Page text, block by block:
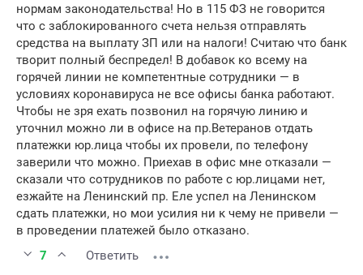
нормам законодательства! Но в 115 ФЗ не говорится
что с заблокированного счета нельзя отправлять
средства на выплату ЗП или на налоги! Считаю что банк
творит полный беспредел! В добавок ко всему на
горячей линии не компетентные сотрудники — в
условиях коронавируса не все офисы банка работают.
Чтобы не зря ехать позвонил на горячую линию и
уточнил можно ли в офисе на пр.Ветеранов отдать
платежки юр.лица чтобы их провели, по телефону
заверили что можно. Приехав в офис мне отказали —
сказали что сотрудников по работе с юр.лицами нет,
езжайте на Ленинский пр. Еле успел на Ленинском
сдать платежки, но мои усилия ни к чему не привели —
в проведении платежей было отказано.
7
Ответить